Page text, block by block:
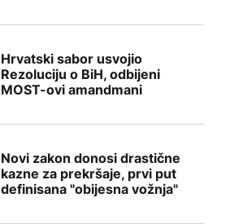
Hrvatski sabor usvojio
Rezoluciju o BiH, odbijeni
MOST-ovi amandmani
Novi zakon donosi drastične
kazne za prekršaje, prvi put
definisana "obijesna vožnja"